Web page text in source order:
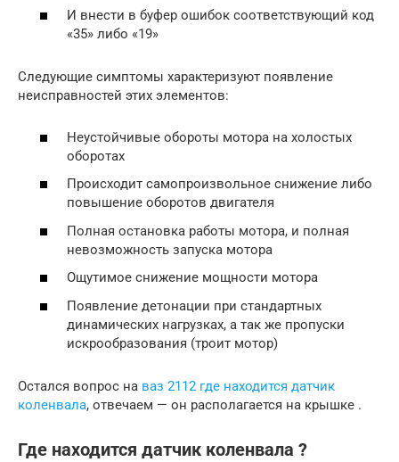
И внести в буфер ошибок соответствующий код
«35» либо «19»
Следующие симптомы характеризуют появление
неисправностей этих элементов:
Неустойчивые обороты мотора на холостых
оборотах
Происходит самопроизвольное снижение либо
повышение оборотов двигателя
Полная остановка работы мотора, и полная
невозможность запуска мотора
Ощутимое снижение мощности мотора
Появление детонации при стандартных
динамических нагрузках, а так же пропуски
искрообразования (троит мотор)
Остался вопрос на ваз 2112 где находится датчик
коленвала, отвечаем — он располагается на крышке .
Где находится датчик коленвала ?